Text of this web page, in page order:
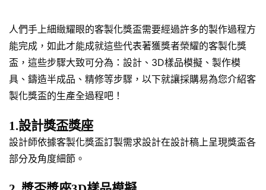
人們手上細緻耀眼的客製化獎盃需要經過許多的製作過程方
能完成，如此才能成就這些代表著獲獎者榮耀的客製化獎
盃，這些步驟大致可分為：設計、3D樣品模擬、製作模
具、鑄造半成品、精修等步驟，以下就讓採購易為您介紹客
製化獎盃的生產全過程吧！
1.設計獎盃獎座
設計師依據客製化獎盃訂製需求設計在設計稿上呈現獎盃各
部分及角度細節。